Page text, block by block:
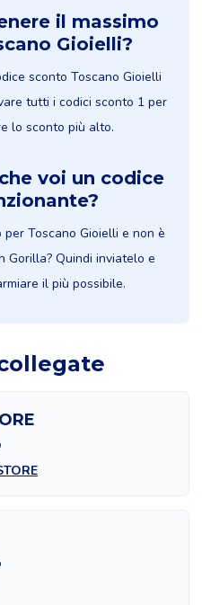
il massimo
Gioielli?
sconto Toscano Gioielli
tutti i codici sconto 1 per
lo sconto più alto.
voi un codice
Toscano Gioielli e non è
Gorilla? Quindi inviatelo e
il più possibile.